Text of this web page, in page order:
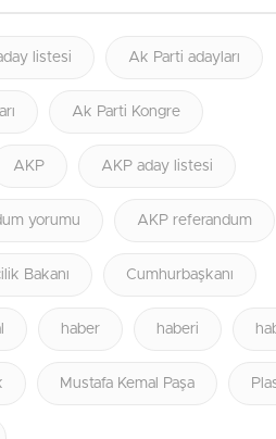
listesi Ak Parti adayları
Ak Parti Kongre
AKP AKP aday listesi
yorumu AKP referandum
Bakanı Cumhurbaşkanı
haber haberi
Mustafa Kemal Paşa